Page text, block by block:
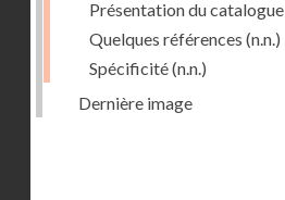
Présentation du catalogue
Quelques références (n.n.)
Spécificité(n.n.)
Dernière image